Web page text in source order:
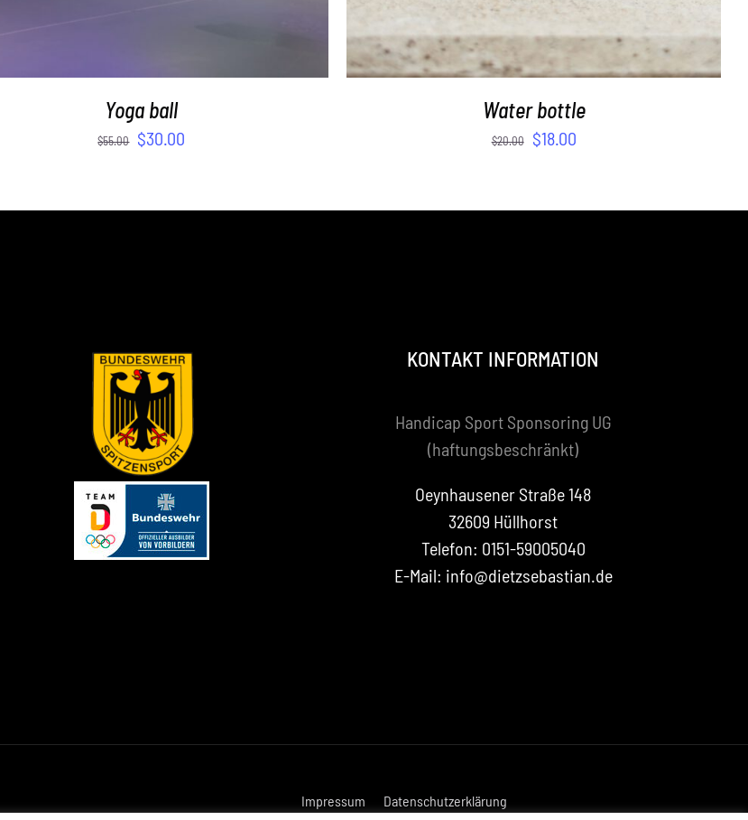
Yoga ball
$55.00 $30.00
Water bottle
$20.00 $18.00
KONTAKT INFORMATION
Handicap Sport Sponsoring UG
(haftungsbeschränkt)
Oeynhausener Straße 148
32609 Hüllhorst
Telefon: 0151-59005040
E-Mail: info@dietzsebastian.de
Impressum Datenschutzerklärung